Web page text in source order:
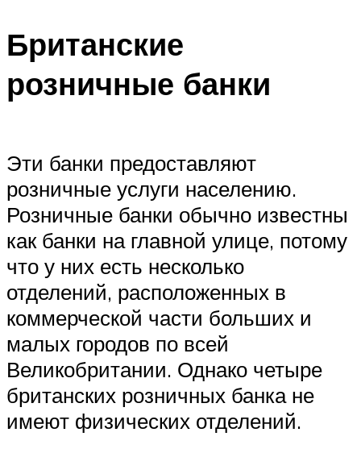
Британские
розничные банки
Эти банки предоставляют
розничные услуги населению.
Розничные банки обычно известны
как банки на главной улице, потому
что у них есть несколько
отделений, расположенных в
коммерческой части больших и
малых городов по всей
Великобритании. Однако четыре
британских розничных банка не
имеют физических отделений.